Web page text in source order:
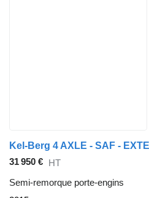
Kel-Berg 4 AXLE - SAF -
31 950 € HT
Semi-remorque porte-engins